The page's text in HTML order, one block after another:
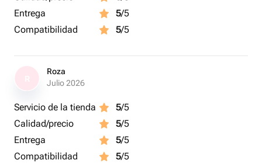
Entrega
5/5
Compatibilidad
5/5
Roza
Julio 2026
Servicio de la tienda 5/5
Calidad/precio
5/5
Entrega
5/5
Compatibilidad
5/5